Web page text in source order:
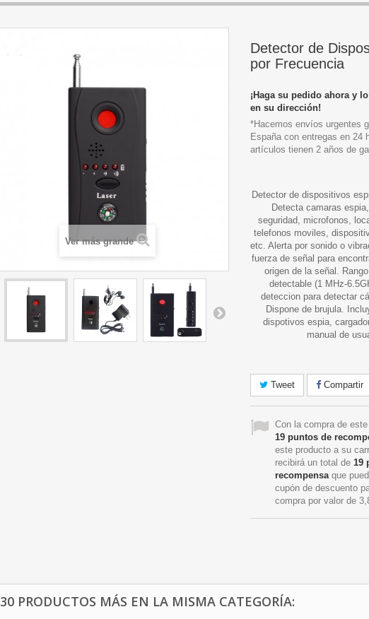
Ver más grande
Detector de
por Frecuencia
¡Haga su pedido ahora y
en su dirección!
*Hacemos envíos urgentes
España con entregas en 24
artículos tienen 2 años de
Detector de dispositivos
Detecta camaras
seguridad, microfonos,
telefonos moviles,
etc. Alerta por sonido o
fuerza de señal para
origen de la señal.
detectable (1 MHz-
deteccion para detectar
Dispone de brujula.
dispotivos espia,
manual de
Tweet Compartir
Con la compra de
19 puntos de
este producto a su
recibirá un total de 19
recompensaque
cupón de descuento
compra por valor de
30 PRODUCTOS MÁS EN LA MISMA CATEGORÍA: